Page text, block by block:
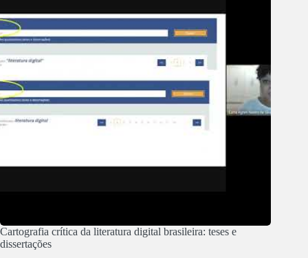
Cartografia crítica da literatura digital brasileira: teses e
dissertações